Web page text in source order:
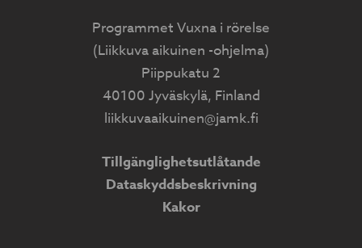
Programmet Vuxna i rörelse
(Liikkuva aikuinen -ohjelma)
Piippukatu 2
40100 Jyväskylä, Finland
liikkuvaaikuinen@jamk.fi
Tillgänglighetsutlåtande
Dataskyddsbeskrivning
Kakor